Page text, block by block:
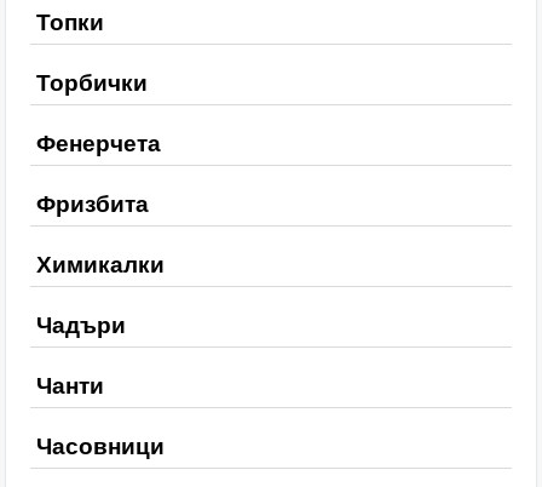
Топки
Торбички
Фенерчета
Фризбита
Химикалки
Чадъри
Чанти
Часовници